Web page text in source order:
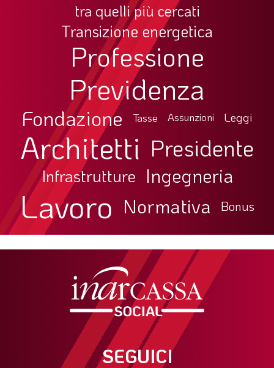
tra quelli più cercati
Transizione energetica
Professione
Previdenza
Fondazione Tasse Assunzioni Leggi
Architetti Presidente
Infrastrutture Ingegneria
Lavoro Normativa Bonus
SEGUICI